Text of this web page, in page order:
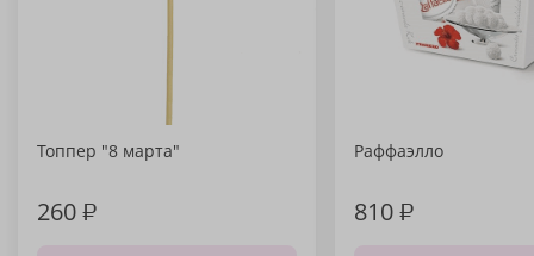
Топпер "8 марта"
260₽
Раффаэлло
810₽